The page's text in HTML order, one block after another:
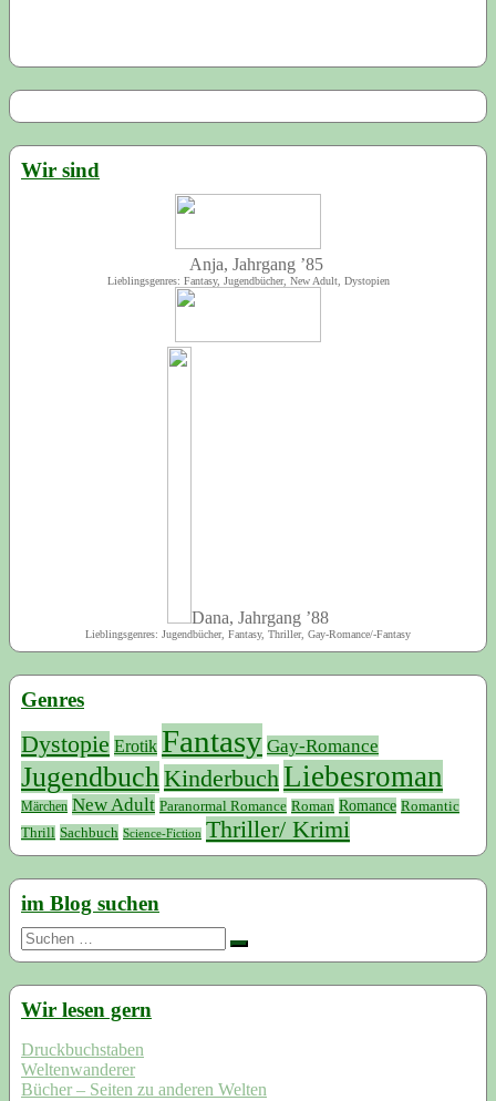
Wir sind
Anja, Jahrgang ’85
Lieblingsgenres: Fantasy, Jugendbücher, New Adult, Dystopien
Dana, Jahrgang ’88
Lieblingsgenres: Jugendbücher, Fantasy, Thriller, Gay-Romance/-Fantasy
Genres
Dystopie Erotik Fantasy Gay-Romance
JugendbuchKinderbuch Liebesroman
Märchen New Adult Paranormal Romance Roman Romance Romantic
Thrill Sachbuch Science-Fiction Thriller/ Krimi
im Blog suchen
Suchen
nach:
Wir lesen gern
Druckbuchstaben
Weltenwanderer
Bücher – Seiten zu anderen Welten